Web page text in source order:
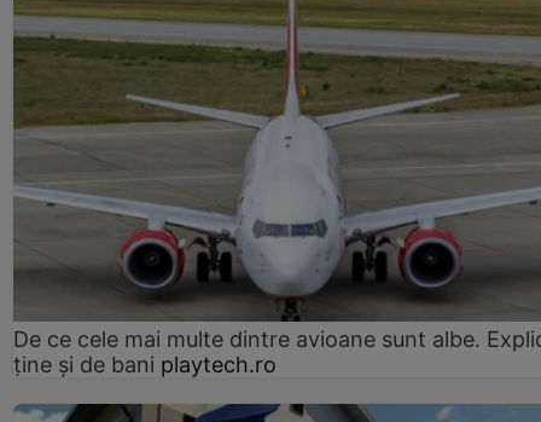
De ce cele mai multe dintre avioane sunt albe.
ține și de bani playtech.ro